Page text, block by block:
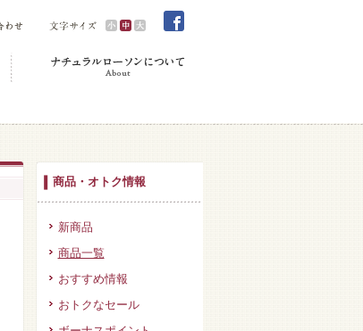
商品・オトク情報
新商品
商品一覧
おすすめ情報
おトクなセール